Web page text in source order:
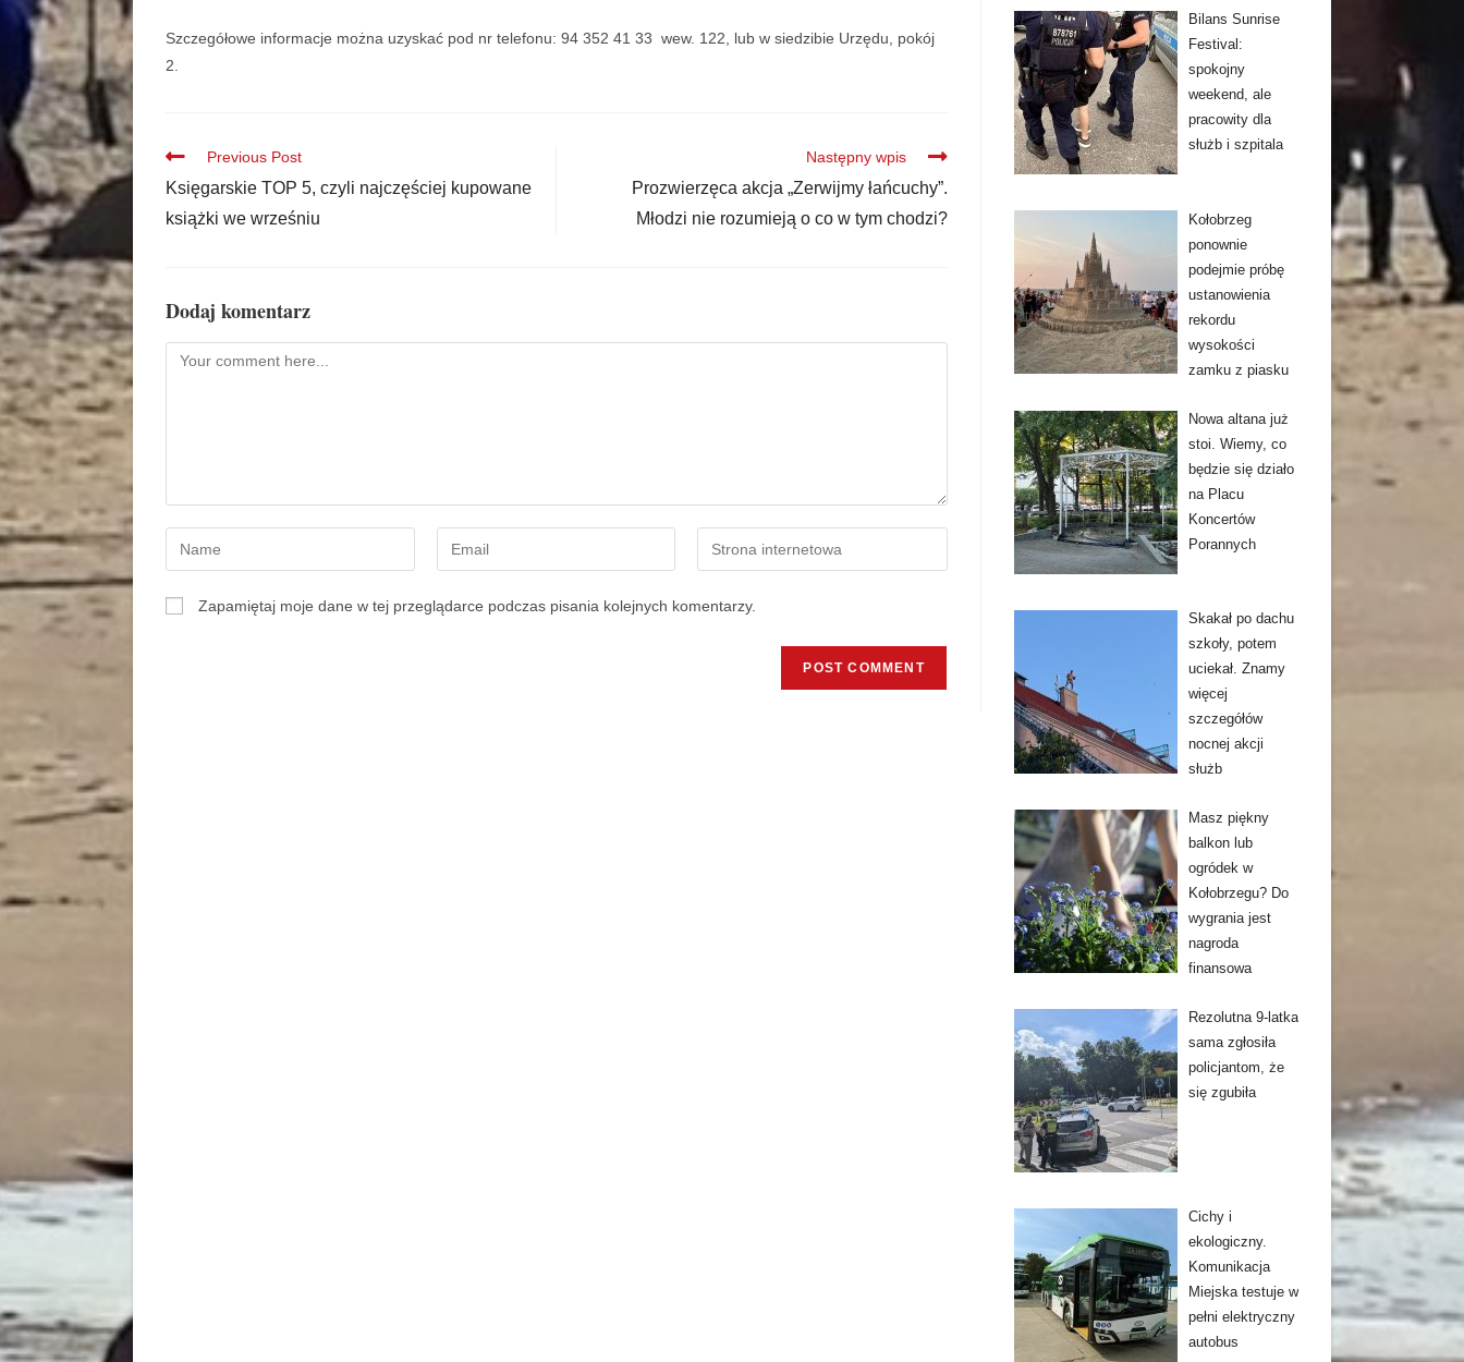
Szczegółowe informacje można uzyskać pod nr telefonu: 94 352 41 33 wew. 122, lub w siedzibie Urzędu, pokój
2.
Previous Post
Księgarskie TOP 5, czyli najczęściej kupowane
książki we wrześniu
Następny wpis
Prozwierzęca akcja „Zerwijmy łańcuchy”.
Młodzi nie rozumieją o co w tym chodzi?
Dodaj komentarz
Zapamiętaj moje dane w tej przeglądarce podczas pisania kolejnych komentarzy.
Bilans Sunrise
Festival:
spokojny
weekend, ale
pracowity dla
służb i szpitala
Kołobrzeg
ponownie
podejmie próbę
ustanowienia
rekordu
wysokości
zamku z piasku
Nowa altana już
stoi. Wiemy, co
będzie się działo
na Placu
Koncertów
Porannych
Skakał po dachu
szkoły, potem
uciekał. Znamy
więcej
szczegółów
nocnej akcji
służb
Masz piękny
balkon lub
ogródek w
Kołobrzegu? Do
wygrania jest
nagroda
finansowa
Rezolutna 9-latka
sama zgłosiła
policjantom, że
się zgubiła
Cichy i
ekologiczny.
Komunikacja
Miejska testuje w
pełni elektryczny
autobus